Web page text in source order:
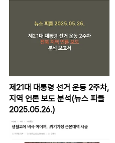
제21대 대통령 선거 운동 2주차,
지역 언론 보도 분석(뉴스 피클
2025.05.26.)